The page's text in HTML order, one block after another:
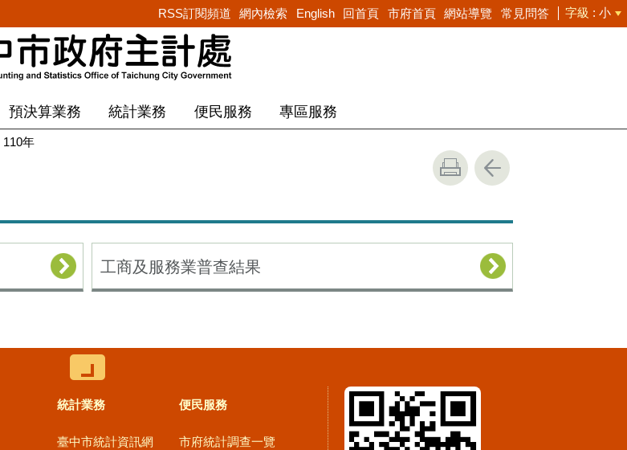
RSS訂閱頻道 網內檢索 English 回首頁 市府首頁 網站導覽 常見問答 字級 小
預決算業務 統計業務 便民服務 專區服務
110年
工商及服務業普查結果
統計業務
臺中市統計資訊網
便民服務
市府統計調查一覽